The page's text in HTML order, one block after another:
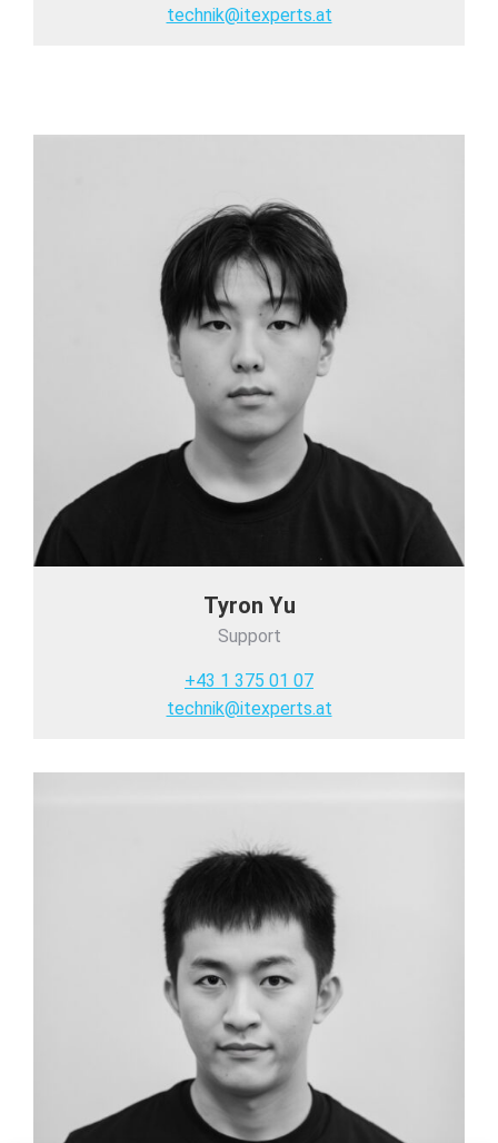
technik@itexperts.at
Tyron Yu
Support
+43 1 375 01 07
technik@itexperts.at